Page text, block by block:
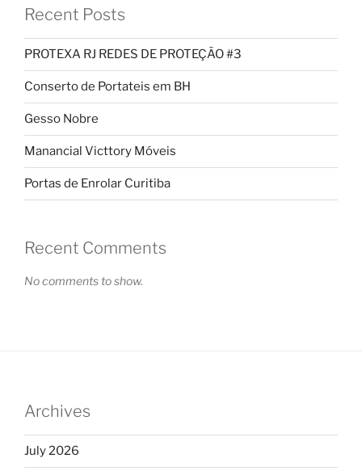
Recent Posts
PROTEXA RJ REDES DE PROTEÇÃO #3
Conserto de Portateis em BH
Gesso Nobre
Manancial Victtory Móveis
Portas de Enrolar Curitiba
Recent Comments
No comments to show.
Archives
July 2026